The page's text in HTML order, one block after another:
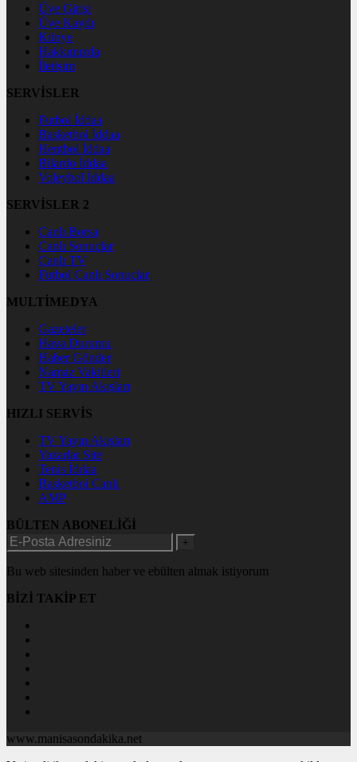
Üye Girişi
Üye Kaydı
Künye
Hakkımızda
İletişim
SERVİSLER
Futbol İddaa
Basketbol İddaa
Hentbol İddaa
Bilardo İddaa
Voleybol İddaa
SERVİSLER 2
Canlı Borsa
Canlı Sonuçlar
Canlı TV
Futbol Canlı Sonuçlar
MULTİMEDYA
Gazeteler
Hava Durumu
Haber Gönder
Namaz Vakitleri
TV Yayın Akışları
HIZLI SERVİS
TV Yayın Akışları
Yazarlar Site
Tenis İddaa
Basketbol Canlı
AMP
BÜLTEN ABONELİĞİ
+
Bu web sitesinden haber ve ebülten almak istiyorum
BİZİ TAKİP ET
www.manisasondakika.net